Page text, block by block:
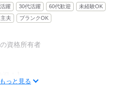
介◎
んへ
ほしい！
躍 30代活躍 60代歓迎
未経験OK
夫 ブランクOK
資格所有者
いので、
もっと見る